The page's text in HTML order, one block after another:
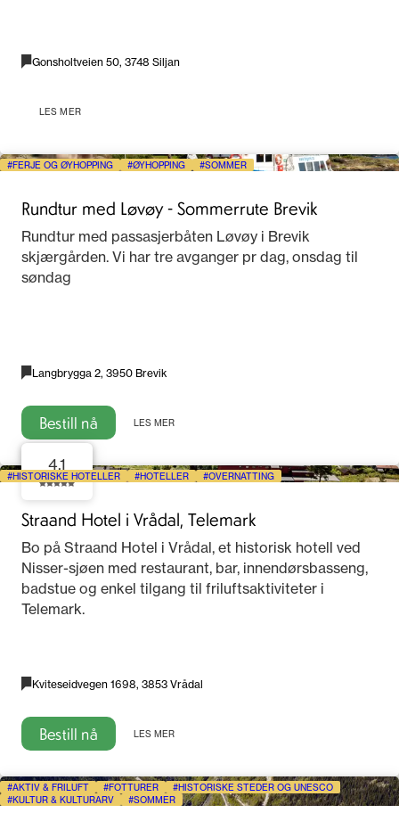
Gonsholtveien 50, 3748 Siljan
LES MER
FERJE OG ØYHOPPING ØYHOPPING SOMMER
Rundtur med Løvøy - Sommerrute Brevik
Rundtur med passasjerbåten Løvøy i Brevik
skjærgården. Vi har tre avganger pr dag, onsdag til
søndag
Langbrygga 2, 3950 Brevik
Bestill nå LES MER
HISTORISKE HOTELLER HOTELLER OVERNATTING
4.1
Straand Hotel i Vrådal, Telemark
Bo på Straand Hotel i Vrådal, et historisk hotell ved
Nisser-sjøen med restaurant, bar, innendørsbasseng,
badstue og enkel tilgang til friluftsaktiviteter i
Telemark.
Kviteseidvegen 1698, 3853 Vrådal
Bestill nå LES MER
AKTIV & FRILUFT FOTTURER
HISTORISKE STEDER OG UNESCO
KULTUR & KULTURARV
SOMMER